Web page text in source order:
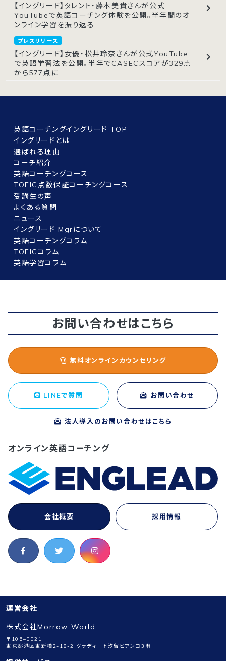
【イングリード】タレント・藤本美貴さんが公式
YouTubeで英語コーチング体験を公開。半年間のオ
ンライン学習を振り返る
プレスリリース
【イングリード】女優・松井玲奈さんが公式YouTube
で英語学習法を公開。半年でCASECスコアが329点
から577点に
英語コーチングイングリード TOP
イングリードとは
選ばれる理由
コーチ紹介
英語コーチングコース
TOEIC点数保証コーチングコース
受講生の声
よくある質問
ニュース
イングリード Mgrについて
英語コーチングコラム
TOEICコラム
英語学習コラム
お問い合わせはこちら
無料オンラインカウンセリング
LINEで質問 お問い合わせ
法人導入のお問い合わせはこちら
オンライン英語コーチング
会社概要 採用情報
運営会社
株式会社Morrow World
〒105−0021
東京都港区東新橋2-18-2 グラディート汐留ビアンコ3階